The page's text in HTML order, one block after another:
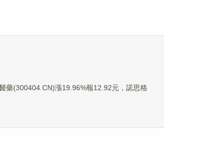
藥(300404.CN)漲19.96%報12.92元，諾思格